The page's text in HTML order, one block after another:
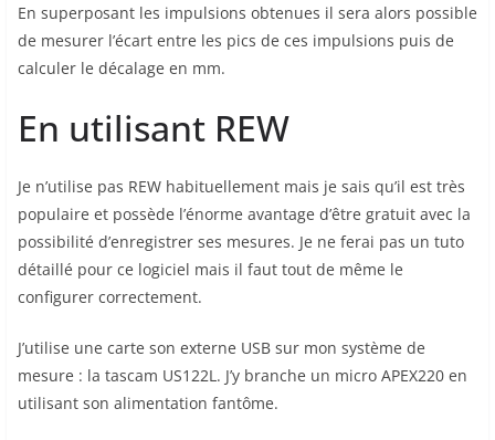
En superposant les impulsions obtenues il sera alors possible
de mesurer l’écart entre les pics de ces impulsions puis de
calculer le décalage en mm.
En utilisant REW
Je n’utilise pas REW habituellement mais je sais qu’il est très
populaire et possède l’énorme avantage d’être gratuit avec la
possibilité d’enregistrer ses mesures. Je ne ferai pas un tuto
détaillé pour ce logiciel mais il faut tout de même le
configurer correctement.
J’utilise une carte son externe USB sur mon système de
mesure : la tascam US122L. J’y branche un micro APEX220 en
utilisant son alimentation fantôme.